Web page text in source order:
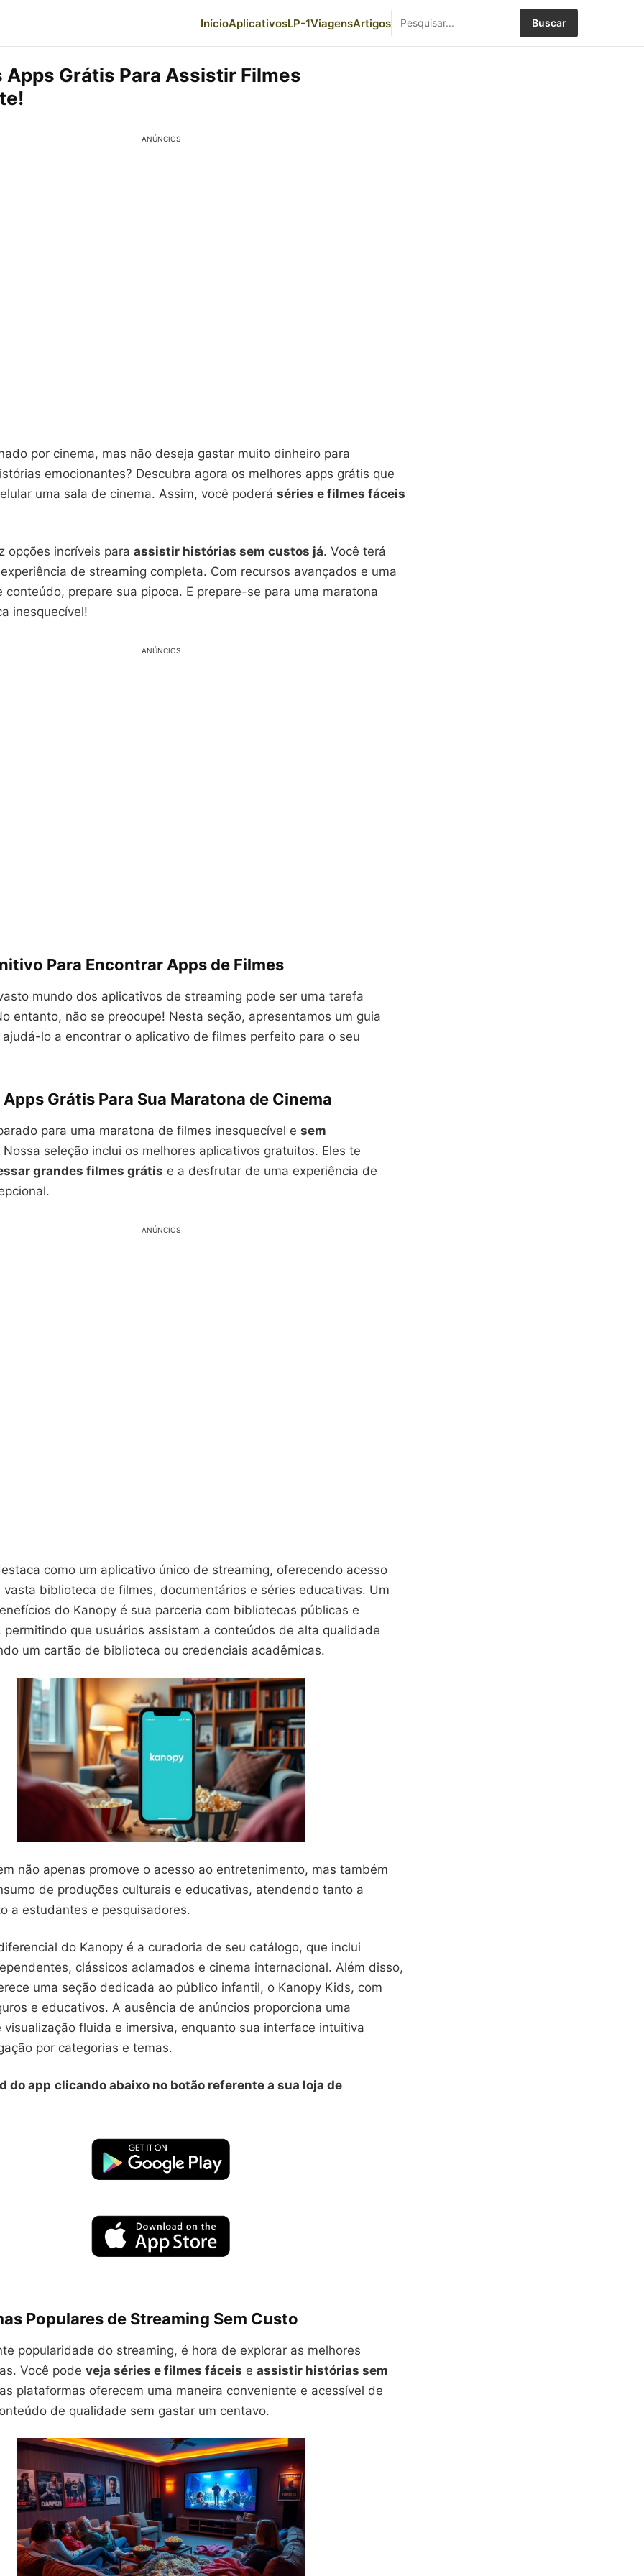
InícioAplicativosLP-1ViagensArtigos Buscar
Apps Grátis Para Assistir Filmes
ANÚNCIOS
por cinema, mas não deseja gastar muito dinheiro para
emocionantes? Descubra agora os melhores apps grátis que
uma sala de cinema. Assim, você poderá séries e filmes fáceis
opções incríveis para assistir histórias sem custos já. Você terá
de streaming completa. Com recursos avançados e uma
conteúdo, prepare sua pipoca. E prepare-se para uma maratona
inesquecível!
ANÚNCIOS
Para Encontrar Apps de Filmes
mundo dos aplicativos de streaming pode ser uma tarefa
entanto, não se preocupe! Nesta seção, apresentamos um guia
lo a encontrar o aplicativo de filmes perfeito para o seu
Grátis Para Sua Maratona de Cinema
para uma maratona de filmes inesquecível e sem
Nossa seleção inclui os melhores aplicativos gratuitos. Eles te
grandes filmes grátis e a desfrutar de uma experiência de
ANÚNCIOS
como um aplicativo único de streaming, oferecendo acesso
vasta biblioteca de filmes, documentários e séries educativas. Um
do Kanopy é sua parceria com bibliotecas públicas e
permitindo que usuários assistam a conteúdos de alta qualidade
um cartão de biblioteca ou credenciais acadêmicas.
não apenas promove o acesso ao entretenimento, mas também
de produções culturais e educativas, atendendo tanto a
a estudantes e pesquisadores.
do Kanopy é a curadoria de seu catálogo, que inclui
clássicos aclamados e cinema internacional. Além disso,
uma seção dedicada ao público infantil, o Kanopy Kids, com
e educativos. A ausência de anúncios proporciona uma
visualização fluida e imersiva, enquanto sua interface intuitiva
por categorias e temas.
do app clicando abaixo no botão referente a sua loja de
Populares de Streaming Sem Custo
popularidade do streaming, é hora de explorar as melhores
Você pode veja séries e filmes fáceis e assistir histórias sem
plataformas oferecem uma maneira conveniente e acessível de
de qualidade sem gastar um centavo.